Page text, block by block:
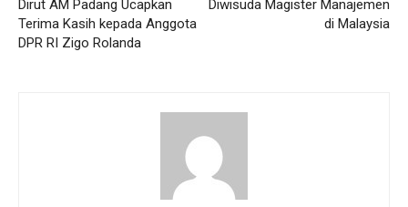
Dirut AM Padang Ucapkan
Terima Kasih kepada Anggota
DPR RI Zigo Rolanda
Diwisuda Magister Manajemen
di Malaysia